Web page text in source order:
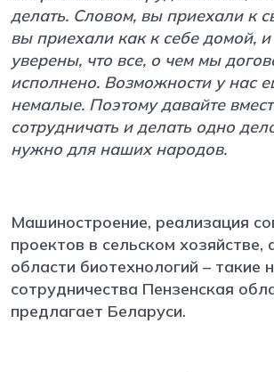
делать. Словом, вы приехали к
вы приехали как к себе домой, и
уверены, что все, о чем мы
исполнено. Возможности у нас
немалые. Поэтому давайте
сотрудничать и делать одно
нужно для наших народов.
Машиностроение, реализация
проектов в сельском хозяйстве,
области биотехнологий – такие
сотрудничества Пензенская
предлагает Беларуси.